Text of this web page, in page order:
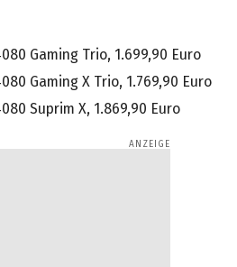
Gaming Trio, 1.699,90 Euro
Gaming X Trio, 1.769,90 Euro
Suprim X, 1.869,90 Euro